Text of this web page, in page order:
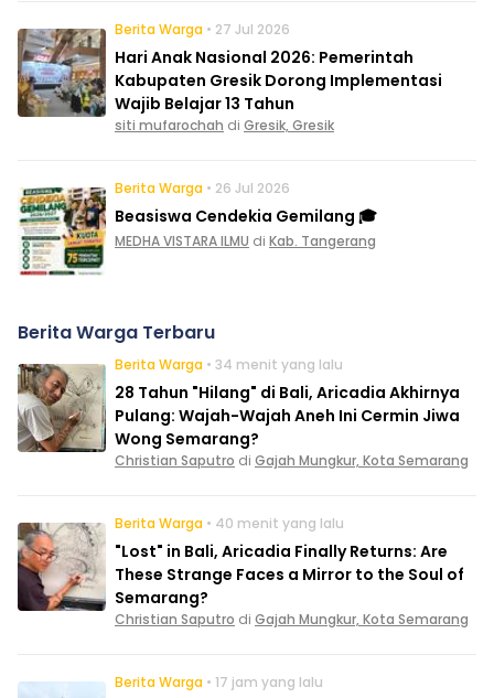
Berita Warga • 27 Jul 2026
Hari Anak Nasional 2026: Pemerintah
Kabupaten Gresik Dorong Implementasi
Wajib Belajar 13 Tahun
siti mufarochah di Gresik, Gresik
Berita Warga • 26 Jul 2026
Beasiswa Cendekia Gemilang 🎓
MEDHA VISTARA ILMU di Kab. Tangerang
Berita Warga Terbaru
Berita Warga • 34 menit yang lalu
28 Tahun "Hilang" di Bali, Aricadia Akhirnya
Pulang: Wajah-Wajah Aneh Ini Cermin Jiwa
Wong Semarang?
Christian Saputro di Gajah Mungkur, Kota Semarang
Berita Warga • 40 menit yang lalu
"Lost" in Bali, Aricadia Finally Returns: Are
These Strange Faces a Mirror to the Soul of
Semarang?
Christian Saputro di Gajah Mungkur, Kota Semarang
Berita Warga • 17 jam yang lalu